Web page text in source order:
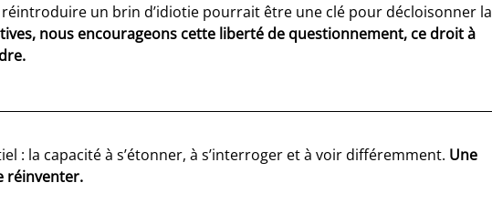
un brin d’idiotie pourrait être une clé pour décloisonner la
nous encourageons cette liberté de questionnement, ce droit à
: la capacité à s’étonner, à s’interroger et à voir différemment. Une
réinventer.